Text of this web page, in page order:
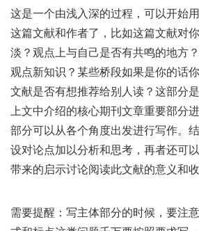
这是一个由浅入深的过程，可以开始
这篇文献和作者了，比如这篇文献对
淡？观点上与自己是否有共鸣的地方
观点新知识？某些桥段如果是你的话
文献是否有想推荐给别人读？这部分
上文中介绍的核心期刊文章重要部分
部分可以从各个角度出发进行写作。
设对论点加以分析和思考，再者还可
带来的启示讨论阅读此文献的意义和收
需要提醒：写主体部分的时候，要注